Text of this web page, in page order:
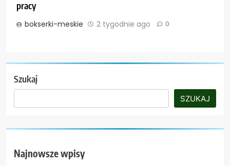
pracy
bokserki-meskie 2 tygodnie ago 0
Szukaj
SZUKAJ
Najnowsze wpisy